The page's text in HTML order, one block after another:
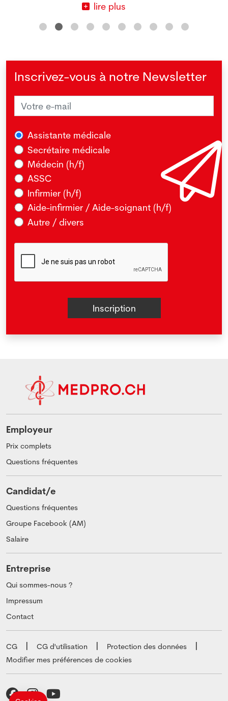
lire plus
Inscrivez-vous à notre Newsletter
Assistante médicale
Secrétaire médicale
Médecin (h/f)
ASSC
Infirmier (h/f)
Aide-infirmier / Aide-soignant (h/f)
Autre / divers
Employeur
Prix complets
Questions fréquentes
Candidat/e
Questions fréquentes
Groupe Facebook (AM)
Salaire
Entreprise
Qui sommes-nous ?
Impressum
Contact
CG CG d'utilisation
Protection des données
Modifier mes préférences de cookies